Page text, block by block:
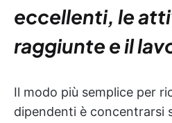
eccellenti, le
raggiunte e il
Il modo più semplice per
dipendenti è concentrarsi